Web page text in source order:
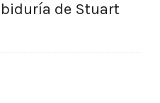
de Stuart